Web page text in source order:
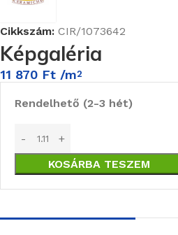
Cikkszám: CIR/1073642
Képgaléria
11 870 Ft /m2
Rendelhető (2-3 hét)
KOSÁRBA TESZEM